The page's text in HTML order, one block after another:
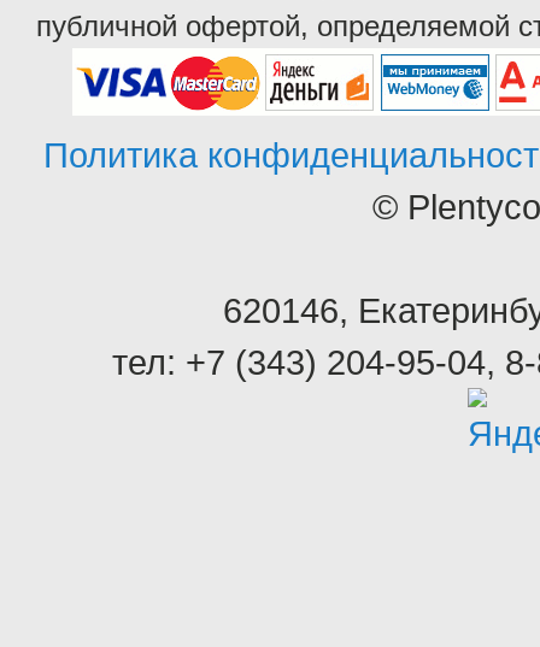
публичной офертой, определяемой
Политика
©
620146,
тел: +7 (343) 204-95-04,